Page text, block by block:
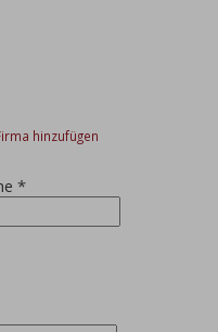
hinzufügen
*